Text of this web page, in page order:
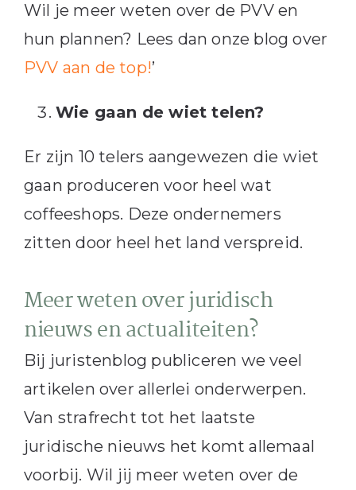
Wil je meer weten over de PVV en
hun plannen? Lees dan onze blog over
PVV aan de top!’
Wie gaan de wiet telen?
Er zijn 10 telers aangewezen die wiet
gaan produceren voor heel wat
coffeeshops. Deze ondernemers
zitten door heel het land verspreid.
Meer weten over juridisch
nieuws en actualiteiten?
Bij juristenblog publiceren we veel
artikelen over allerlei onderwerpen.
Van strafrecht tot het laatste
juridische nieuws het komt allemaal
voorbij. Wil jij meer weten over de